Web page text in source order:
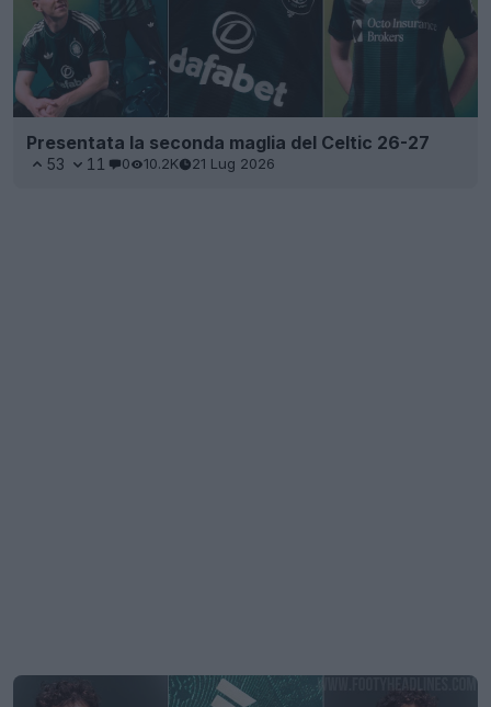
Presentata la seconda maglia del Celtic 26-27
53 11 0 10.2K 21 Lug 2026